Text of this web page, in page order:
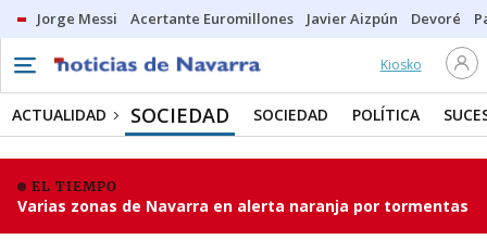
Jorge Messi Acertante Euromillones Javier Aizpún Devoré
Kiosko
ACTUALIDAD SOCIEDAD SOCIEDAD POLÍTICA
EL TIEMPO
Varias zonas de Navarra en alerta naranja por tormentas